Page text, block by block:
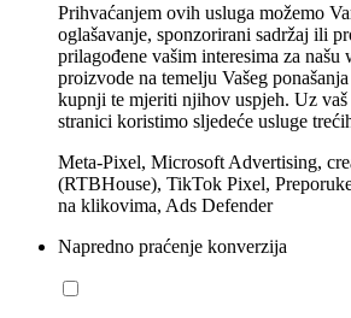
Prihvaćanjem ovih usluga možemo
oglašavanje, sponzorirani sadržaj ili
prilagođene vašim interesima za našu
proizvode na temelju Vašeg
kupnji te mjeriti njihov uspjeh. Uz
stranici koristimo sljedeće usluge
Meta-Pixel, Microsoft Advertising,
(RTBHouse), TikTok Pixel,
na klikovima, Ads Defender
Napredno praćenje konverzija